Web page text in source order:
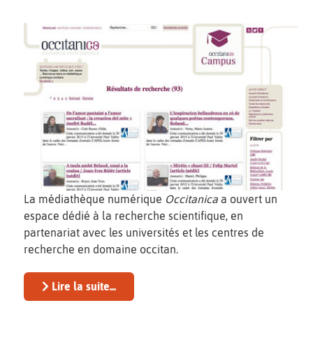
La médiathèque numérique Occitanica a ouvert un
espace dédié à la recherche scientifique, en
partenariat avec les universités et les centres de
recherche en domaine occitan.
Lire la suite...